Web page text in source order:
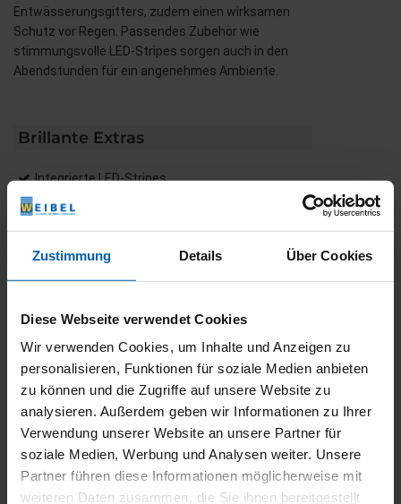
Zustimmung Details Über Cookies
Diese Webseite verwendet Cookies
Wir verwenden Cookies, um Inhalte und Anzeigen zu
personalisieren, Funktionen für soziale Medien anbieten
zu können und die Zugriffe auf unsere Website zu
analysieren. Außerdem geben wir Informationen zu Ihrer
Verwendung unserer Website an unsere Partner für
soziale Medien, Werbung und Analysen weiter. Unsere
Partner führen diese Informationen möglicherweise mit
weiteren Daten zusammen, die Sie ihnen bereitgestellt
Entwässerungsgitters, zudem einen wirksamen
Schutz vor Regen. Passendes Zubehör wie
stimmungsvolle LED-Stripes sorgen auch in den
Abendstunden für ein angenehmes Ambiente.
Brillante Extras
Integrierte LED-Stripes
LED-Stripe Lichtschiene
WMS Sender
Terrassengestell
Weitere Informationen zu
Markisen
Farben & Stoffe
Weitere Informationen